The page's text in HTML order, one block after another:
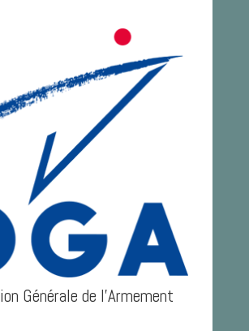
Générale de l'Armement